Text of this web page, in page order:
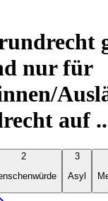
nur für
auf
2
3
Asyl